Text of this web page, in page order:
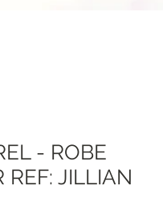
- ROBE
REF: JILLIAN